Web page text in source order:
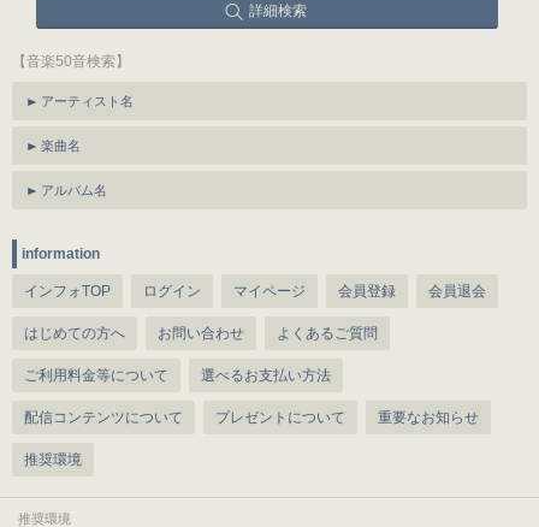
詳細検索
【音楽50音検索】
アーティスト名
楽曲名
アルバム名
information
インフォTOP ログイン マイページ 会員登録 会員退会
はじめての方へ お問い合わせ よくあるご質問
ご利用料金等について 選べるお支払い方法
配信コンテンツについて プレゼントについて 重要なお知らせ
推奨環境
推奨環境